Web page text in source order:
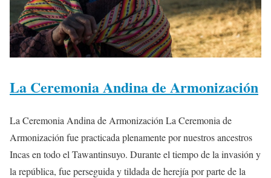
La Ceremonia Andina de Armonización
La Ceremonia Andina de Armonización La Ceremonia de
Armonización fue practicada plenamente por nuestros ancestros
Incas en todo el Tawantinsuyo. Durante el tiempo de la invasión y
la república, fue perseguida y tildada de herejía por parte de la